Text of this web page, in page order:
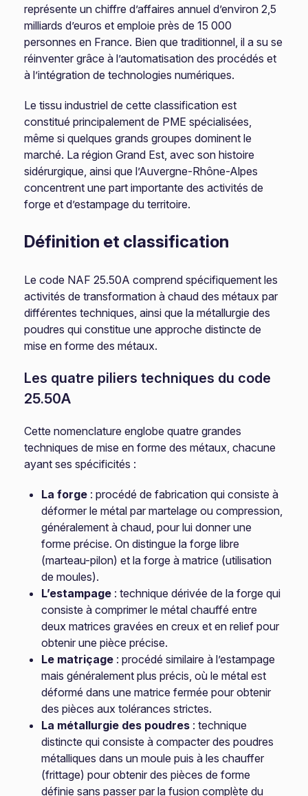
représente un chiffre d’affaires annuel d’environ 2,5
milliards d’euros et emploie près de 15 000
personnes en France. Bien que traditionnel, il a su se
réinventer grâce à l’automatisation des procédés et
à l’intégration de technologies numériques.
Le tissu industriel de cette classification est
constitué principalement de PME spécialisées,
même si quelques grands groupes dominent le
marché. La région Grand Est, avec son histoire
sidérurgique, ainsi que l’Auvergne-Rhône-Alpes
concentrent une part importante des activités de
forge et d’estampage du territoire.
Définition et classification
Le code NAF 25.50A comprend spécifiquement les
activités de transformation à chaud des métaux par
différentes techniques, ainsi que la métallurgie des
poudres qui constitue une approche distincte de
mise en forme des métaux.
Les quatre piliers techniques du code
25.50A
Cette nomenclature englobe quatre grandes
techniques de mise en forme des métaux, chacune
ayant ses spécificités :
La forge : procédé de fabrication qui consiste à
déformer le métal par martelage ou compression,
généralement à chaud, pour lui donner une
forme précise. On distingue la forge libre
(marteau-pilon) et la forge à matrice (utilisation
de moules).
L’estampage : technique dérivée de la forge qui
consiste à comprimer le métal chauffé entre
deux matrices gravées en creux et en relief pour
obtenir une pièce précise.
Le matriçage : procédé similaire à l’estampage
mais généralement plus précis, où le métal est
déformé dans une matrice fermée pour obtenir
des pièces aux tolérances strictes.
La métallurgie des poudres : technique
distincte qui consiste à compacter des poudres
métalliques dans un moule puis à les chauffer
(frittage) pour obtenir des pièces de forme
définie sans passer par la fusion complète du